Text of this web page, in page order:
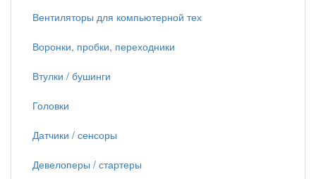
Вентиляторы для компьютерной тех
Воронки, пробки, переходники
Втулки / бушинги
Головки
Датчики / сенсоры
Девелоперы / стартеры